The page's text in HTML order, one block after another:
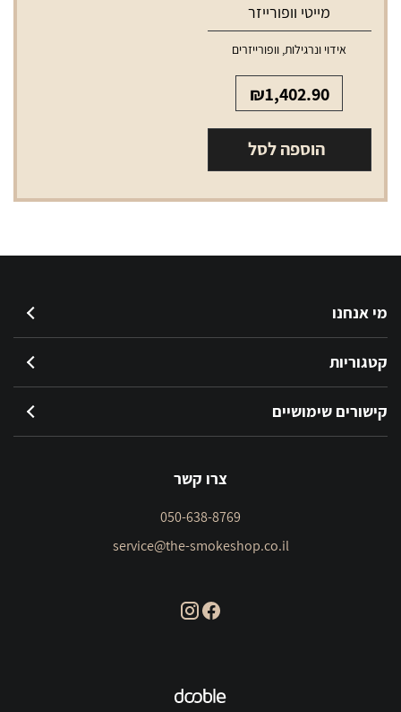
מייטי וופורייזר
אידוי ונרגילות, וופורייזרים
₪1,402.90
הוספה לסל
מי אנחנו
קטגוריות
קישורים שימושיים
צרו קשר
050-638-8769
service@the-smokeshop.co.il